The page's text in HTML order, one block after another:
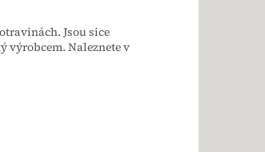
Jsou sice
výrobcem.Naleznete v